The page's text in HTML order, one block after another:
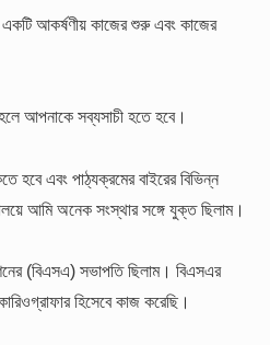
একটি আকর্ষণীয় কাজের শুরু এবং কাজের
আপনাকে সব্যসাচী হতে হবে।
হবে এবং পাঠ্যক্রমের বাইরের বিভিন্ন
আমি অনেক সংস্থার সঙ্গে যুক্ত ছিলাম।
(বিএসএ) সভাপতি ছিলাম। বিএসএর
হিসেবে কাজ করেছি।